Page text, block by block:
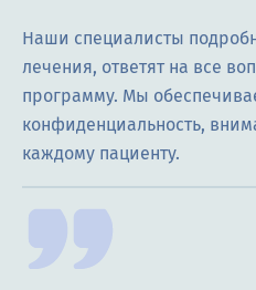
Наши специалисты
лечения, ответят на все
программу. Мы
конфиденциальность,
каждому пациенту.